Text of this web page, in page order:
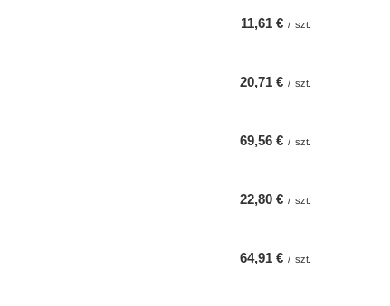
11,61 € / szt.
20,71 € / szt.
69,56 € / szt.
22,80 € / szt.
64,91 € / szt.